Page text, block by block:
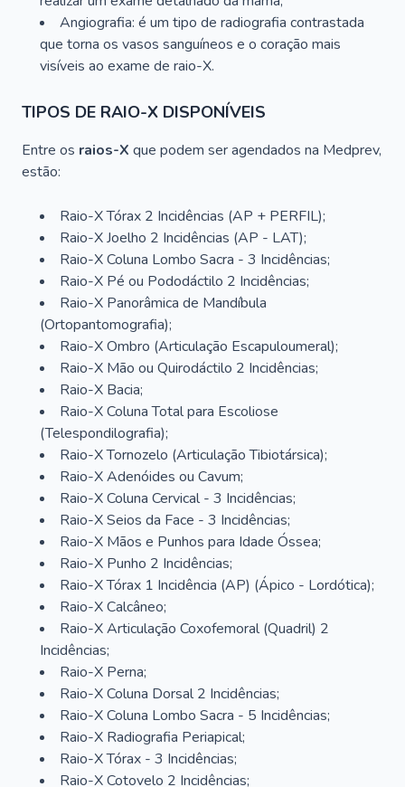
Angiografia: é um tipo de radiografia contrastada
que torna os vasos sanguíneos e o coração mais
visíveis ao exame de raio-X.
TIPOS DE RAIO-X DISPONÍVEIS
Entre os raios-X que podem ser agendados na Medprev,
estão:
Raio-X Tórax 2 Incidências (AP + PERFIL);
Raio-X Joelho 2 Incidências (AP - LAT);
Raio-X Coluna Lombo Sacra - 3 Incidências;
Raio-X Pé ou Pododáctilo 2 Incidências;
Raio-X Panorâmica de Mandíbula
(Ortopantomografia);
Raio-X Ombro (Articulação Escapuloumeral);
Raio-X Mão ou Quirodáctilo 2 Incidências;
Raio-X Bacia;
Raio-X Coluna Total para Escoliose
(Telespondilografia);
Raio-X Tornozelo (Articulação Tibiotársica);
Raio-X Adenóides ou Cavum;
Raio-X Coluna Cervical - 3 Incidências;
Raio-X Seios da Face - 3 Incidências;
Raio-X Mãos e Punhos para Idade Óssea;
Raio-X Punho 2 Incidências;
Raio-X Tórax 1 Incidência (AP) (Ápico - Lordótica);
Raio-X Calcâneo;
Raio-X Articulação Coxofemoral (Quadril) 2
Incidências;
Raio-X Perna;
Raio-X Coluna Dorsal 2 Incidências;
Raio-X Coluna Lombo Sacra - 5 Incidências;
Raio-X Radiografia Periapical;
Raio-X Tórax - 3 Incidências;
Raio-X Cotovelo 2 Incidências;